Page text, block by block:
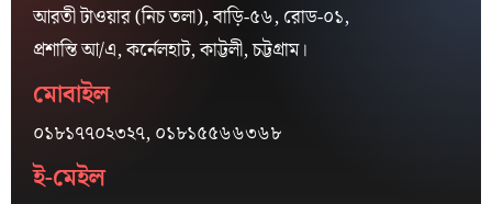
আরতী টাওয়ার (নিচ তলা), বাড়ি-৫৬, রোড-০১,
প্রশান্তি আ/এ, কর্নেলহাট, কাট্টলী, চট্টগ্রাম।
মোবাইল
০১৮১৭৭০২৩২৭, ০১৮১৫৫৬৬৩৬৮
ই-মেইল